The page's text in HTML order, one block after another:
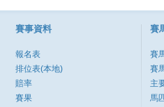
賽事資料
報名表
排位表(本地)
賠率
賽果
賽
賽
賽
主
馬